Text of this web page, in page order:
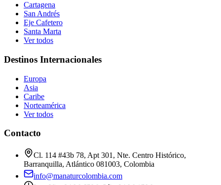
Cartagena
San Andrés
Eje Cafetero
Santa Marta
Ver todos
Destinos Internacionales
Europa
Asia
Caribe
Norteamérica
Ver todos
Contacto
Cl. 114 #43b 78, Apt 301, Nte. Centro Histórico,
Barranquilla, Atlántico 081003, Colombia
info@manaturcolombia.com